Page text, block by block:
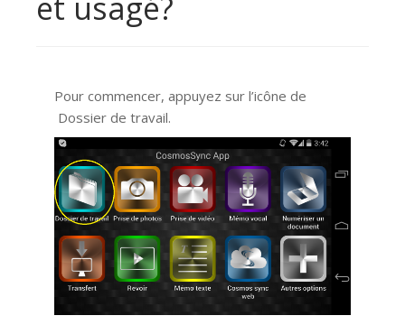
Pour commencer, appuyez sur l’icône de
Dossier de travail.